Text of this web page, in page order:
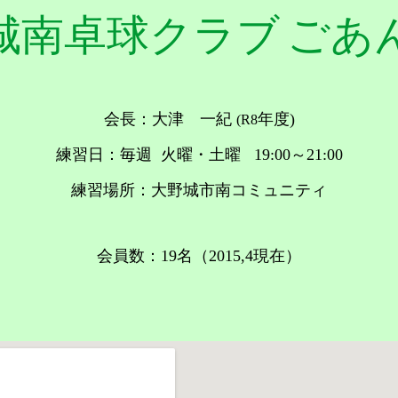
南卓球クラブ ごあ
会長：大津 一紀 (R8年度)
練習日：毎週 火曜・土曜 19:00～21:00
練習場所：大野城市南コミュニティ
会員数：19名（2015,4現在）